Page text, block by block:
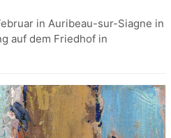
in Auribeau-sur-Siagne in
auf dem Friedhof in